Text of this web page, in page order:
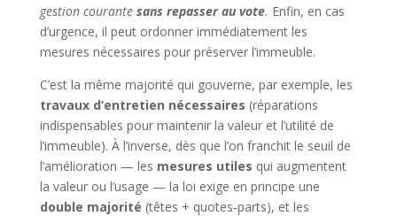
gestion courante sans repasser au vote. Enfin, en cas
d’urgence, il peut ordonner immédiatement les
mesures nécessaires pour préserver l’immeuble.
C’est la même majorité qui gouverne, par exemple, les
travaux d’entretien nécessaires (réparations
indispensables pour maintenir la valeur et l’utilité de
l’immeuble). À l’inverse, dès que l’on franchit le seuil de
l’amélioration — les mesures utiles qui augmentent
la valeur ou l’usage — la loi exige en principe une
double majorité (têtes + quotes‑parts), et les